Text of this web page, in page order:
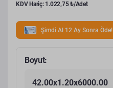
KDV Hariç: 1.022,75 ₺/Adet
Şimdi Al 12 Ay Sonra Öde!
Boyut:
42.00x1.20x6000.00